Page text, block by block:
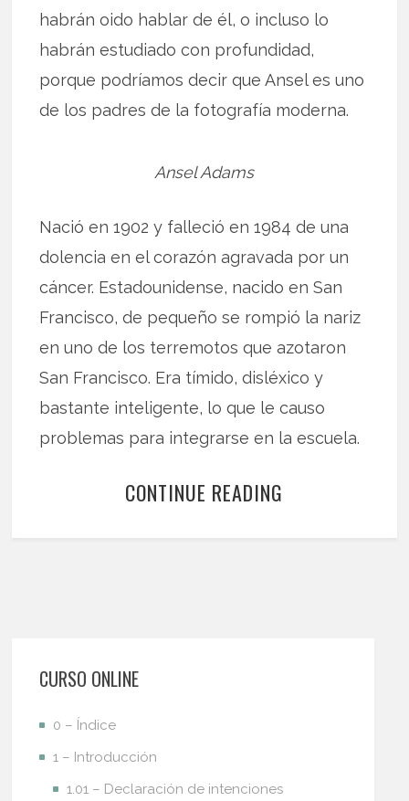
habrán oido hablar de él, o incluso lo
habrán estudiado con profundidad,
porque podríamos decir que Ansel es uno
de los padres de la fotografía moderna.
Ansel Adams
Nació en 1902 y falleció en 1984 de una
dolencia en el corazón agravada por un
cáncer. Estadounidense, nacido en San
Francisco, de pequeño se rompió la nariz
en uno de los terremotos que azotaron
San Francisco. Era tímido, disléxico y
bastante inteligente, lo que le causo
problemas para integrarse en la escuela.
CONTINUE READING
CURSO ONLINE
0 – Índice
1 – Introducción
1.01 – Declaración de intenciones